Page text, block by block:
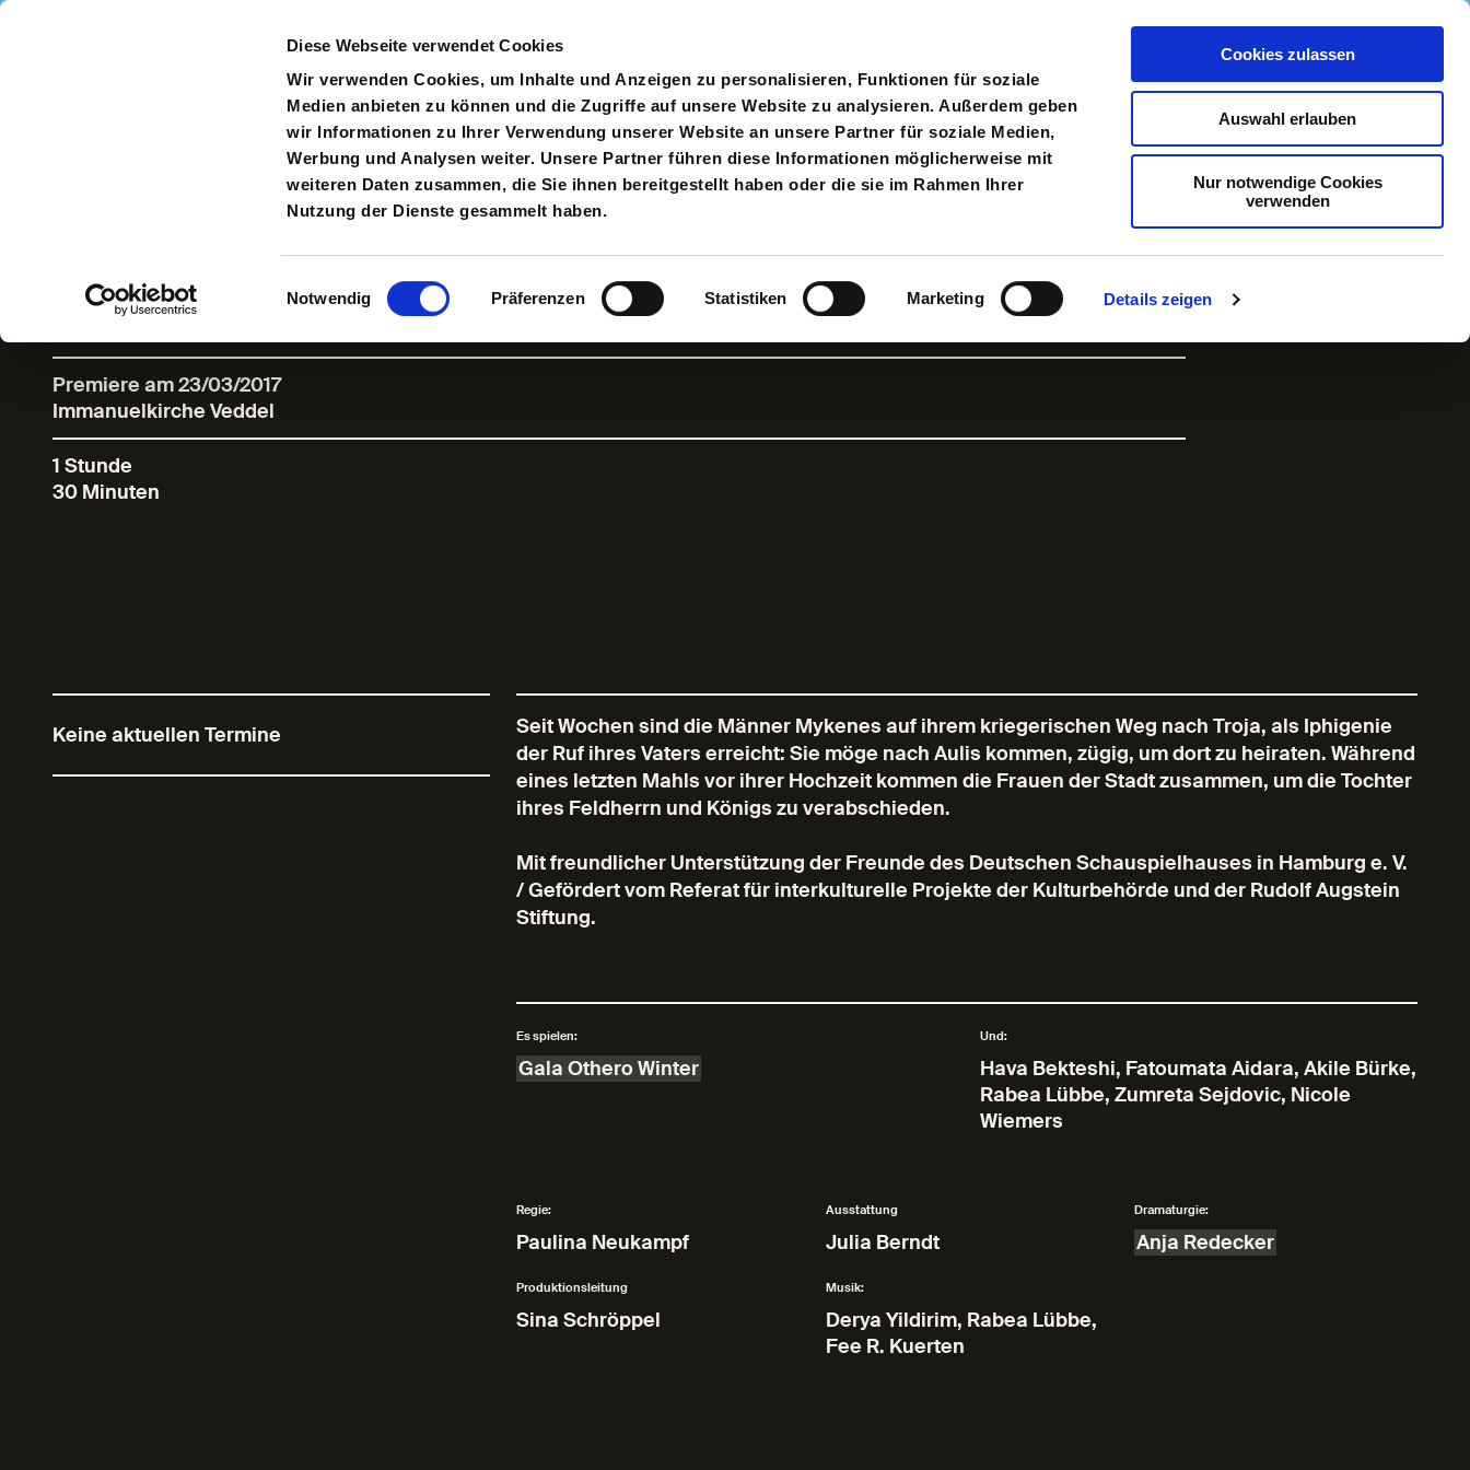
Diese Webseite verwendet Cookies
Wir verwenden Cookies, um Inhalte und Anzeigen zu personalisieren, Funktionen für soziale
Medien anbieten zu können und die Zugriffe auf unsere Website zu analysieren. Außerdem geben
wir Informationen zu Ihrer Verwendung unserer Website an unsere Partner für soziale Medien,
Werbung und Analysen weiter. Unsere Partner führen diese Informationen möglicherweise mit
weiteren Daten zusammen, die Sie ihnen bereitgestellt haben oder die sie im Rahmen Ihrer
Nutzung der Dienste gesammelt haben.
Einwilligungsauswahl
Notwendig Präferenzen Statistiken Marketing Details zeigen
Cookies zulassen
Auswahl erlauben
Nur notwendige Cookies
verwenden
Direkt zum Inhalt
Spielplan Toggle search input Suche Anmelden Anmeldung
NEW HAMBURG: Iphigenie
Premiere am 23/03/2017
Immanuelkirche Veddel
1 Stunde
30 Minuten
Keine aktuellen Termine
Seit Wochen sind die Männer Mykenes auf ihrem kriegerischen Weg nach Troja, als Iphigenie
der Ruf ihres Vaters erreicht: Sie möge nach Aulis kommen, zügig, um dort zu heiraten. Während
eines letzten Mahls vor ihrer Hochzeit kommen die Frauen der Stadt zusammen, um die Tochter
ihres Feldherrn und Königs zu verabschieden.
Mit freundlicher Unterstützung der Freunde des Deutschen Schauspielhauses in Hamburg e. V.
/ Gefördert vom Referat für interkulturelle Projekte der Kulturbehörde und der Rudolf Augstein
Stiftung.
Es spielen:
Gala Othero Winter
Und:
Hava Bekteshi, Fatoumata Aidara, Akile Bürke,
Rabea Lübbe, Zumreta Sejdovic, Nicole
Wiemers
Regie:
Paulina Neukampf
Ausstattung
Julia Berndt
Dramaturgie:
Anja Redecker
Produktionsleitung
Sina Schröppel
Musik:
Derya Yildirim, Rabea Lübbe,
Fee R. Kuerten